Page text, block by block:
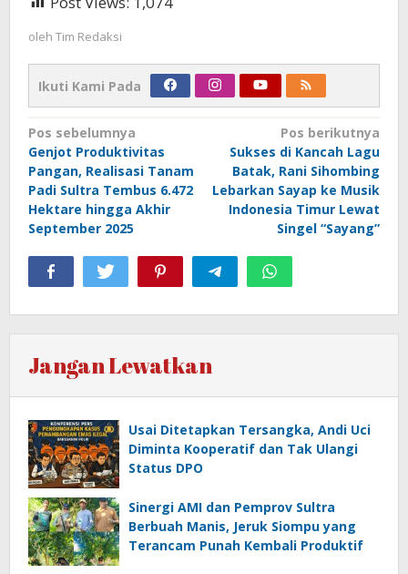
oleh Tim Redaksi
Ikuti Kami Pada
Navigasi
pos
Pos sebelumnya
Genjot Produktivitas
Pangan, Realisasi Tanam
Padi Sultra Tembus 6.472
Hektare hingga Akhir
September 2025
Pos berikutnya
Sukses di Kancah Lagu
Batak, Rani Sihombing
Lebarkan Sayap ke Musik
Indonesia Timur Lewat
Singel “Sayang”
Jangan Lewatkan
Usai Ditetapkan Tersangka, Andi Uci
Diminta Kooperatif dan Tak Ulangi
Status DPO
Sinergi AMI dan Pemprov Sultra
Berbuah Manis, Jeruk Siompu yang
Terancam Punah Kembali Produktif